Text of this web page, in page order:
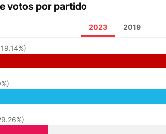
votos por partido
2023 2019